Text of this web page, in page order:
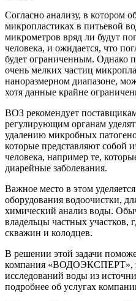
Согласно анализу, в котором
микропластиках в питьевой
микрометров вряд ли будут
человека, и ожидается, что
будет ограниченным. Однако
очень мелких частиц
наноразмерном диапазоне,
хотя данные крайне
ВОЗ рекомендует
регулирующим органам
удалению микробных
которые представляют собой
человека, например те,
диарейные заболевания.
Важное место в этом
оборудования водоочистки,
химический анализ воды.
владельцы частных участков,
скважин и колодцев.
В решении этой задачи
компания «ВОДОЭКСПЕРТ»,
исследований воды из
подробнее об услугах